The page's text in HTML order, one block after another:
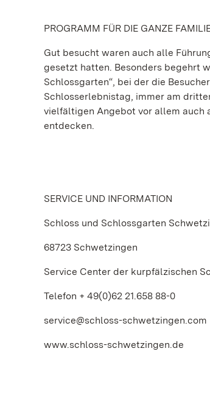
PROGRAMM FÜR DIE GANZE
Gut besucht waren auch alle
gesetzt hatten. Besonders begehrt
Schlossgarten“, bei der die
Schlosserlebnistag, immer am
vielfältigen Angebot vor allem auch
entdecken.
SERVICE UND INFORMATION
Schloss und Schlossgarten
68723 Schwetzingen
Service Center der kurpfälzischen
Telefon + 49(0)62 21.658 88-0
service@schloss-schwetzingen.com
www.schloss-schwetzingen.de